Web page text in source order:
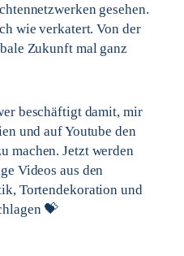
gesehen.
wie verkatert. Von der
Zukunft mal ganz
beschäftigt damit, mir
und auf Youtube den
machen. Jetzt werden
Videos aus den
Tortendekoration und
💝